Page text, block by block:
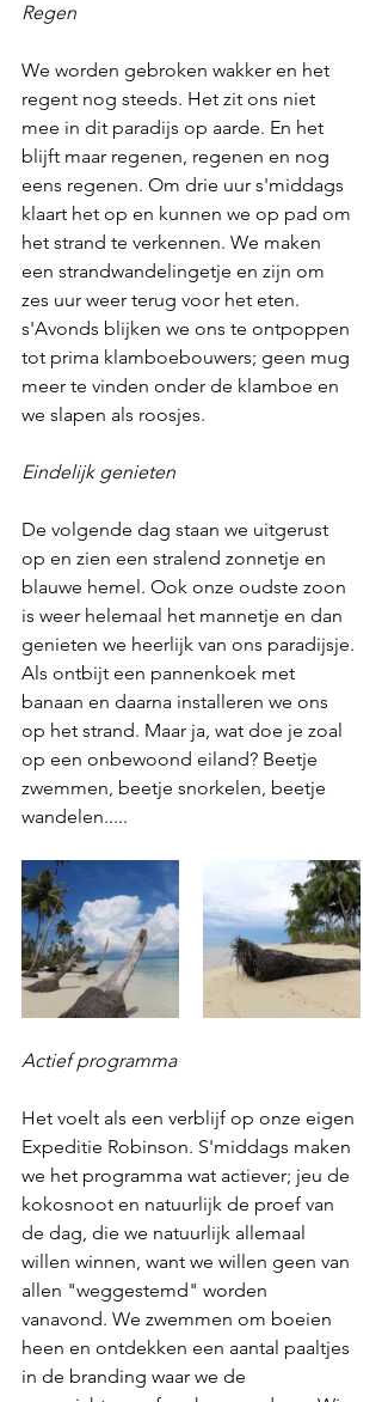
Regen
We worden gebroken wakker en het
regent nog steeds. Het zit ons niet
mee in dit paradijs op aarde. En het
blijft maar regenen, regenen en nog
eens regenen. Om drie uur s'middags
klaart het op en kunnen we op pad om
het strand te verkennen. We maken
een strandwandelingetje en zijn om
zes uur weer terug voor het eten.
s'Avonds blijken we ons te ontpoppen
tot prima klamboebouwers; geen mug
meer te vinden onder de klamboe en
we slapen als roosjes.
Eindelijk genieten
De volgende dag staan we uitgerust
op en zien een stralend zonnetje en
blauwe hemel. Ook onze oudste zoon
is weer helemaal het mannetje en dan
genieten we heerlijk van ons paradijsje.
Als ontbijt een pannenkoek met
banaan en daarna installeren we ons
op het strand. Maar ja, wat doe je zoal
op een onbewoond eiland? Beetje
zwemmen, beetje snorkelen, beetje
wandelen.....
Actief programma
Het voelt als een verblijf op onze eigen
Expeditie Robinson. S'middags maken
we het programma wat actiever; jeu de
kokosnoot en natuurlijk de proef van
de dag, die we natuurlijk allemaal
willen winnen, want we willen geen van
allen "weggestemd" worden
vanavond. We zwemmen om boeien
heen en ontdekken een aantal paaltjes
in de branding waar we de